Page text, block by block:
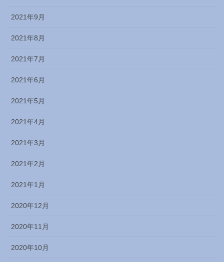
2021年9月
2021年8月
2021年7月
2021年6月
2021年5月
2021年4月
2021年3月
2021年2月
2021年1月
2020年12月
2020年11月
2020年10月